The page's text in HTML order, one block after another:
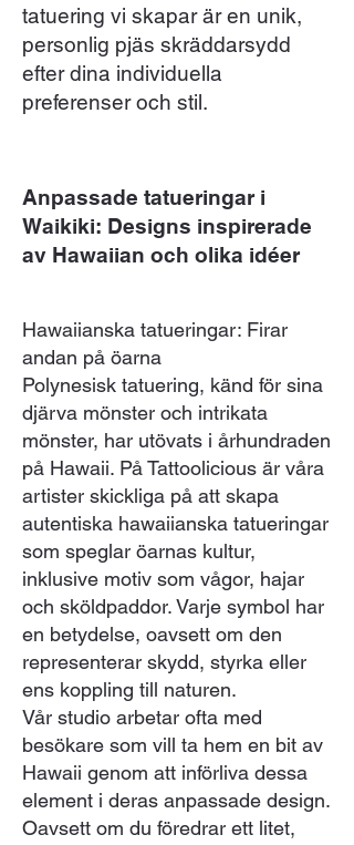
tatuering vi skapar är en unik,
personlig pjäs skräddarsydd
efter dina individuella
preferenser och stil.
Anpassade tatueringar i
Waikiki: Designs inspirerade
av Hawaiian och olika idéer
Hawaiianska tatueringar: Firar
andan på öarna
Polynesisk tatuering, känd för sina
djärva mönster och intrikata
mönster, har utövats i århundraden
på Hawaii. På Tattoolicious är våra
artister skickliga på att skapa
autentiska hawaiianska tatueringar
som speglar öarnas kultur,
inklusive motiv som vågor, hajar
och sköldpaddor. Varje symbol har
en betydelse, oavsett om den
representerar skydd, styrka eller
ens koppling till naturen.
Vår studio arbetar ofta med
besökare som vill ta hem en bit av
Hawaii genom att införliva dessa
element i deras anpassade design.
Oavsett om du föredrar ett litet,